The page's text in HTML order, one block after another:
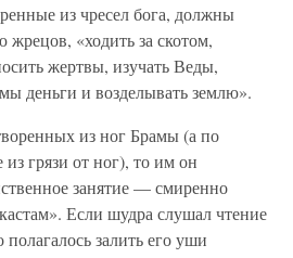
из чресел бога, должны
«ходить за скотом,
жертвы, изучать Веды,
деньги и возделывать землю».
из ног Брамы (а по
грязи от ног), то им он
занятие — смиренно
Если шудра слушал чтение
полагалось залить его уши